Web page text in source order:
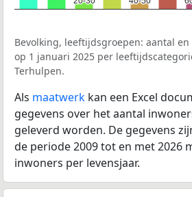
Bevolking, leeftijdsgroepen: aantal
op 1 januari 2025 per
Terhulpen.
Als maatwerk kan een Excel
gegevens over het aantal
geleverd worden. De gegevens
de periode 2009 tot en met 2026
inwoners per levensjaar.